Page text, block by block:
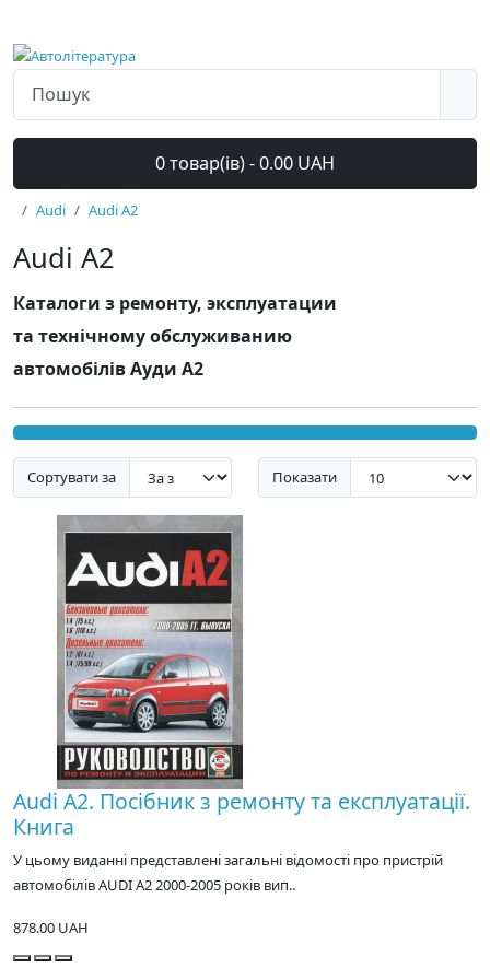
0 товар(ів) - 0.00 UAH
Audi Audi A2
Audi A2
Каталоги з ремонту, эксплуатации
та технічному обслуживанию
автомобілів Ауди A2
Сортувати за Показати
Audi A2. Посібник з ремонту та експлуатації.
Книга
У цьому виданні представлені загальні відомості про пристрій
автомобілів AUDI A2 2000-2005 років вип..
878.00 UAH